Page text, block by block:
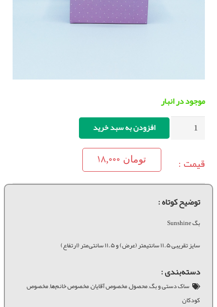
موجود در انبار
بگ
افزودن به سبد خرید
قیمت : تومان
توضیح کوتاه :
بگ Sunshine
سایز تقریبی ۱۱.۵ سانتیمتر (عرض) و ۱۱.۵ سانتی‌متر (ارتفاع)
دسته‌بندی :
ساک دستی و بگ,محصول,مخصوص آقایان,مخصوص خانم‌ها,مخصوص
کودکان